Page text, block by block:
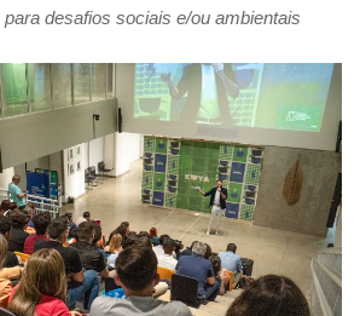
desafios sociais e/ou ambientais